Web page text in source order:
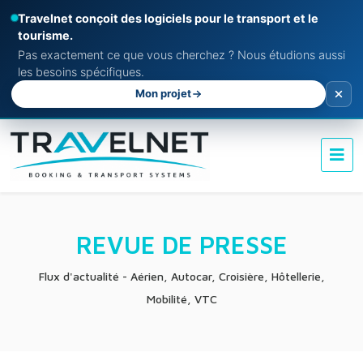
Travelnet conçoit des logiciels pour le transport et le
tourisme.
Pas exactement ce que vous cherchez ? Nous étudions aussi
les besoins spécifiques.
Mon projet
REVUE DE PRESSE
Flux d'actualité - Aérien, Autocar, Croisière, Hôtellerie,
Mobilité, VTC